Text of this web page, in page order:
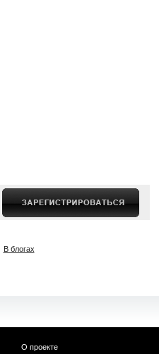
В блогах
О проекте